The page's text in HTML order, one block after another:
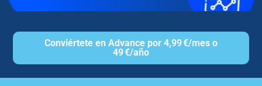
Conviértete en Advance por 4,99 €/mes o
49 €/año